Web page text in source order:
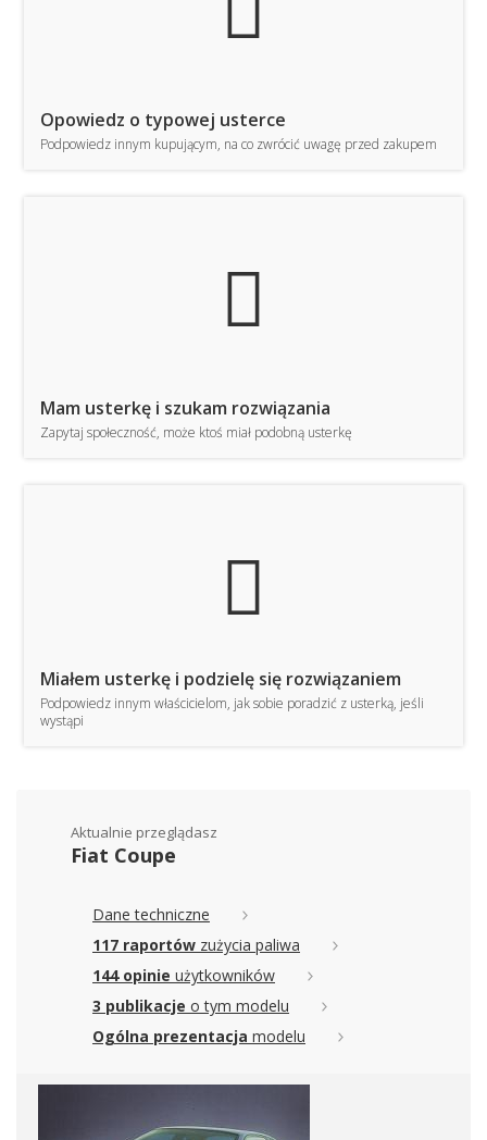
Opowiedz o typowej usterce
Podpowiedz innym kupującym, na co zwrócić uwagę przed zakupem
Mam usterkę i szukam rozwiązania
Zapytaj społeczność, może ktoś miał podobną usterkę
Miałem usterkę i podzielę się rozwiązaniem
Podpowiedz innym właścicielom, jak sobie poradzić z usterką, jeśli
wystąpi
Aktualnie przeglądasz
Fiat Coupe
Dane techniczne
117 raportów zużycia paliwa
144 opinie użytkowników
3 publikacje o tym modelu
Ogólna prezentacja modelu